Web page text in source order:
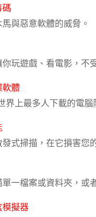
碼
與惡意軟體的威脅。
玩遊戲、看電影，不
軟體
界上最多人下載的電
式掃描，在它損害您
一檔案或資料夾，或
模擬器